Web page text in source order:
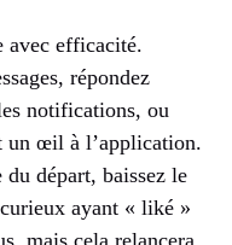
avec efficacité.
répondez
notifications, ou
un œil à l’application.
départ, baissez le
ayant « liké »
mais cela relancera